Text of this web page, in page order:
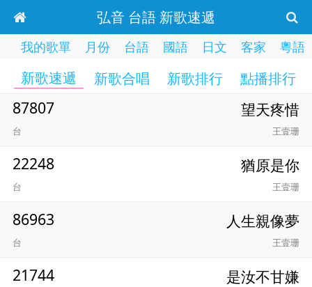
弘音 台語 新歌速遞
我的歌單 月份 台語 國語 日文 客家 粵語
新歌速遞 新歌合唱 新歌排行 點播排行
87807 望天疼惜
台 王壹珊
22248 猶原是你
台 王壹珊
86963 人生親像夢
台 王壹珊
21744 是汝不甘嫌